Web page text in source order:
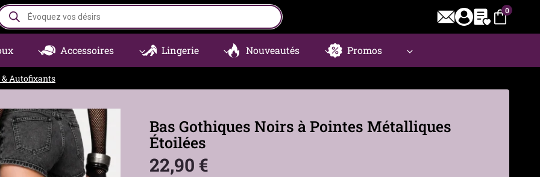
0
Accessoires Lingerie Nouveautés Promos
& Autofixants
Bas Gothiques Noirs à Pointes Métalliques
Étoilées
22,90 €